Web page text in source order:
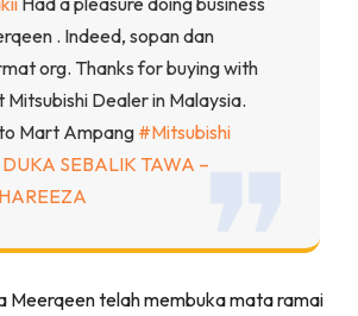
. Indeed, sopan dan
org. Thanks for buying with
Mitsubishi Dealer in Malaysia.
Mart Ampang#Mitsubishi
SEBALIK TAWA –
Meerqeen telah membuka mata ramai